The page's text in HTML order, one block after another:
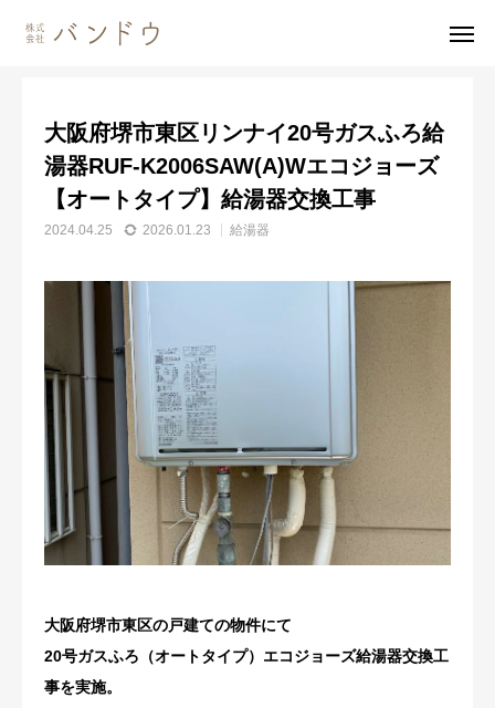
施工事例 給湯器 大阪府堺市東区リンナイ20号ガスふろ給湯器RUF-K2006SAW(A)Wエコジョーズ【オートタイプ】給湯器交換工事
大阪府堺市東区リンナイ20号ガスふろ給
湯器RUF-K2006SAW(A)Wエコジョーズ
【オートタイプ】給湯器交換工事
2024.04.25 2026.01.23 給湯器
大阪府堺市東区の戸建ての物件にて
20号ガスふろ（オートタイプ）エコジョーズ給湯器交換工
事を実施。
無料見積・ お問い合わせ
施工風景 友達追加
事業内容
施工事例
商品紹介
修理・配管洗浄
お問い合わせ